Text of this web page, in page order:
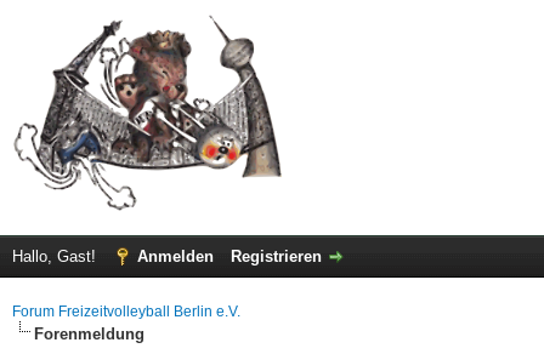
Hallo, Gast! Anmelden Registrieren
Forum Freizeitvolleyball Berlin e.V.
Forenmeldung